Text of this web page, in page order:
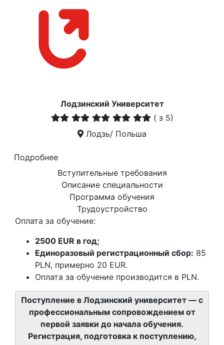
Лодзинский Университет
( з 5)
Лодзь/ Польша
Подробнее
Вступительные требования
Описание специальности
Программа обучения
Трудоустройство
Оплата за обучение:
2500 EUR в год;
Единоразовый регистрационный сбор: 85
PLN, примерно 20 EUR.
Оплата за обучение производится в PLN.
Поступление в Лодзинский университет — с
профессиональным сопровождением от
первой заявки до начала обучения.
Регистрация, подготовка к поступлению,